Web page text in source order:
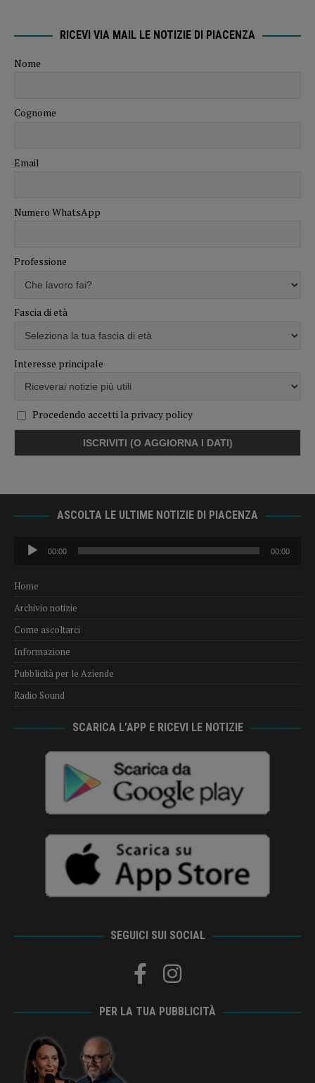
RICEVI VIA MAIL LE NOTIZIE DI PIACENZA
Nome
Cognome
Email
Numero WhatsApp
Professione
Fascia di età
Interesse principale
Procedendo accetti la privacy policy
ASCOLTA LE ULTIME NOTIZIE DI PIACENZA
Audio
Player
00:00 00:00
Home
Archivio notizie
Come ascoltarci
Informazione
Pubblicità per le Aziende
Radio Sound
SCARICA L’APP E RICEVI LE NOTIZIE
SEGUICI SUI SOCIAL
PER LA TUA PUBBLICITÀ